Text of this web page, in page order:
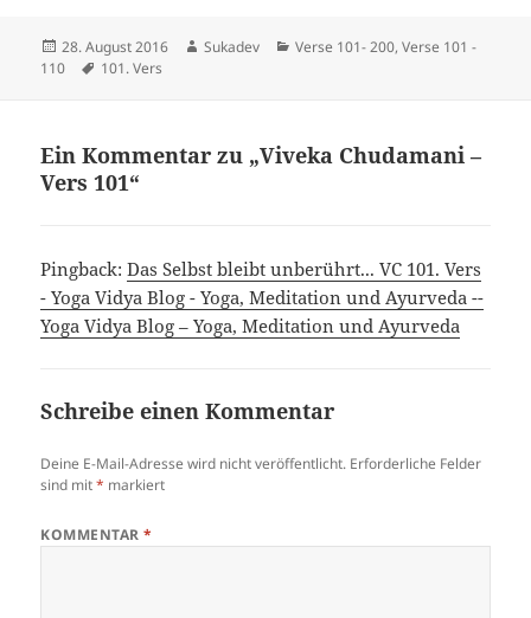
Veröffentlicht
am
28. August 2016 Autor
Sukadev Kategorien
Verse 101- 200,Verse 101 -
110
Schlagwörter
101. Vers
Ein Kommentar zu „Viveka Chudamani –
Vers 101“
Pingback:Das Selbst bleibt unberührt... VC 101. Vers
- Yoga Vidya Blog - Yoga, Meditation und Ayurveda --
Yoga Vidya Blog – Yoga, Meditation und Ayurveda
Schreibe einen Kommentar
Deine E-Mail-Adresse wird nicht veröffentlicht. Erforderliche Felder
sind mit* markiert
KOMMENTAR*